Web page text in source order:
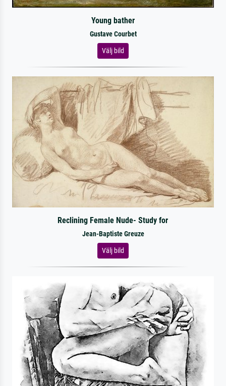
Young bather
Gustave Courbet
Välj bild
Reclining Female Nude- Study for
Jean-Baptiste Greuze
Välj bild